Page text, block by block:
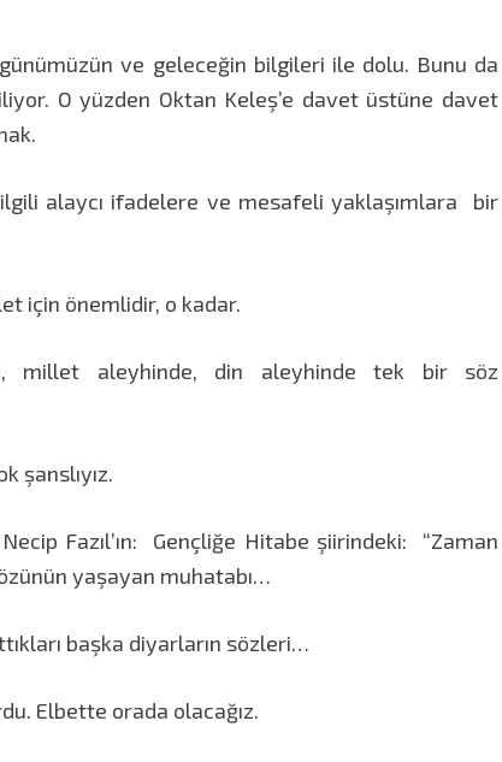
ve geleceğin bilgileri ile dolu. Bunu da
O yüzden Oktan Keleş’e davet üstüne davet
ilgili alaycı ifadelere ve mesafeli yaklaşımlara bir
için önemlidir, o kadar.
millet aleyhinde, din aleyhinde tek bir söz
şanslıyız.
Fazıl’ın: Gençliğe Hitabe şiirindeki: “Zaman
yaşayan muhatabı…
başka diyarların sözleri…
Elbette orada olacağız.